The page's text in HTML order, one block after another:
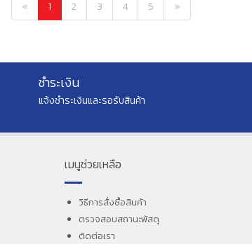
« 1 2 3 4 5 »
ชำระเงิน
แจ้งชำระเงินและรอรับสินค้า
เมนูช่วยเหลือ
วิธีการสั่งซื้อสินค้า
ตรวจสอบสถานะพัสดุ
ติดต่อเรา